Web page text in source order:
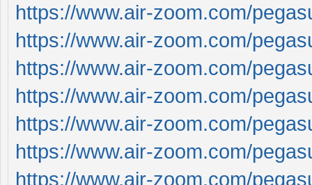
https://www.air-zoom.com/
https://www.air-zoom.com/
https://www.air-zoom.com/
https://www.air-zoom.com/
https://www.air-zoom.com/
https://www.air-zoom.com/
https://www.air-zoom.com/